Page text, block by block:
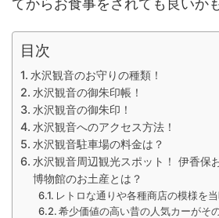
てからお食事をされても良いか
目次
水沢観音のお守りの種類！
水沢観音の御朱印帳！
水沢観音の御朱印！
水沢観音へのアクセス方法！
水沢観音駐車場の料金は？
水沢観音周辺観光スポット！ 伊香保
博物館のお土産とは？
レトロな通りや各種商店の模様を
希少価値の高い昔の人気カーがそ